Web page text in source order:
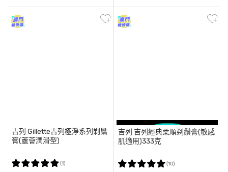
吉列 Gillette吉列極淨系列剃鬚
膏(蘆薈潤滑型)
(1)
吉列 吉列經典柔順剃鬚膏(敏感
肌適用)333克
(10)